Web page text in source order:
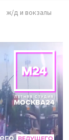
ж/д и вокзалы